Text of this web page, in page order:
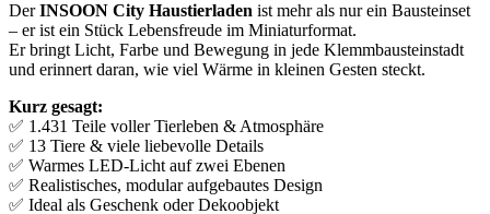
DerINSOON City Haustierladen ist mehr als nur ein Bausteinset
– er ist ein Stück Lebensfreude im Miniaturformat.
Er bringt Licht, Farbe und Bewegung in jede Klemmbausteinstadt
und erinnert daran, wie viel Wärme in kleinen Gesten steckt.
Kurz gesagt:
✅ 1.431 Teile voller Tierleben & Atmosphäre
✅ 13 Tiere & viele liebevolle Details
✅ Warmes LED-Licht auf zwei Ebenen
✅ Realistisches, modular aufgebautes Design
✅ Ideal als Geschenk oder Dekoobjekt